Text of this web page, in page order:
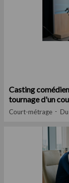
Casting
tournage d'un
Court-métrage